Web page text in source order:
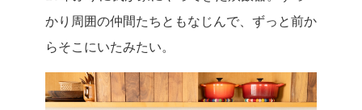
かり周囲の仲間たちともなじんで、ずっと前か
らそこにいたみたい。